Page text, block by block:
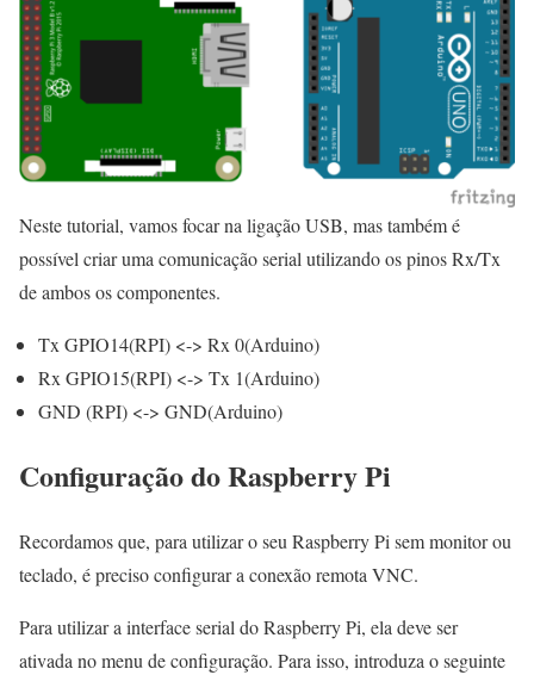
Neste tutorial, vamos focar na ligação USB, mas também é
possível criar uma comunicação serial utilizando os pinos Rx/Tx
de ambos os componentes.
Tx GPIO14(RPI) <-> Rx 0(Arduino)
Rx GPIO15(RPI) <-> Tx 1(Arduino)
GND (RPI) <-> GND(Arduino)
Configuração do Raspberry Pi
Recordamos que, para utilizar o seu Raspberry Pi sem monitor ou
teclado, é preciso configurar a conexão remota VNC.
Para utilizar a interface serial do Raspberry Pi, ela deve ser
ativada no menu de configuração. Para isso, introduza o seguinte